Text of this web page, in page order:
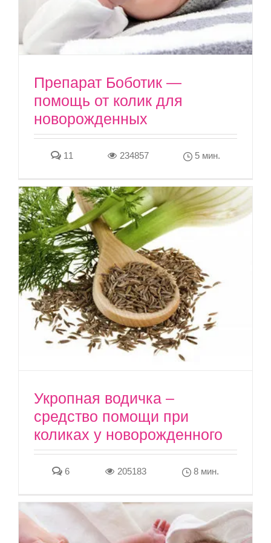
Препарат Боботик —
помощь от колик для
новорожденных
11 234857 5 мин.
Укропная водичка –
средство помощи при
коликах у новорожденного
6 205183 8 мин.